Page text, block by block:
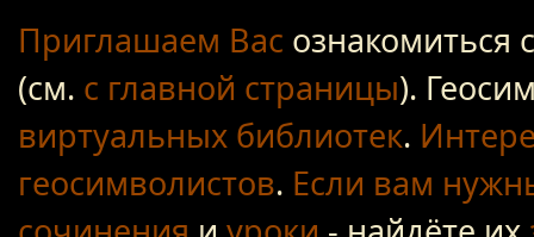
Приглашаем Вас ознакомиться с
(см. с главной страницы).
виртуальных библиотек.
геосимволистов. Если вам